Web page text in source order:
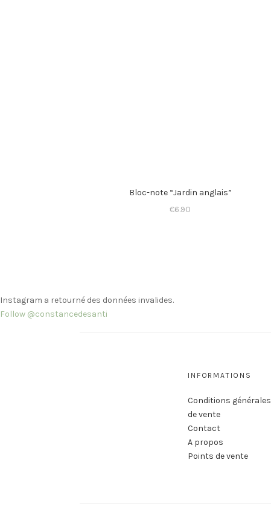
Bloc-note “Jardin anglais”
€6.90
Instagram a retourné des données invalides.
Follow @constancedesanti
INFORMATIONS
Conditions générales
de vente
Contact
A propos
Points de vente